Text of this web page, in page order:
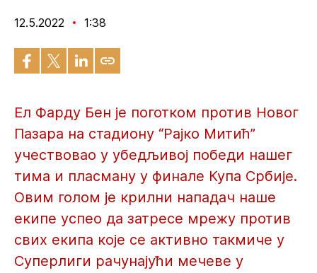
12.5.2022 1:38
Ел Фарду Бен је поготком против Новог
Пазара на стадиону “Рајко Митић”
учествовао у убедљивој победи нашег
тима и пласману у финале Купа Србије.
Овим голом је крилни нападач наше
екипе успео да затресе мрежу против
свих екипа које се активно такмиче у
Суперлиги рачунајући мечеве у